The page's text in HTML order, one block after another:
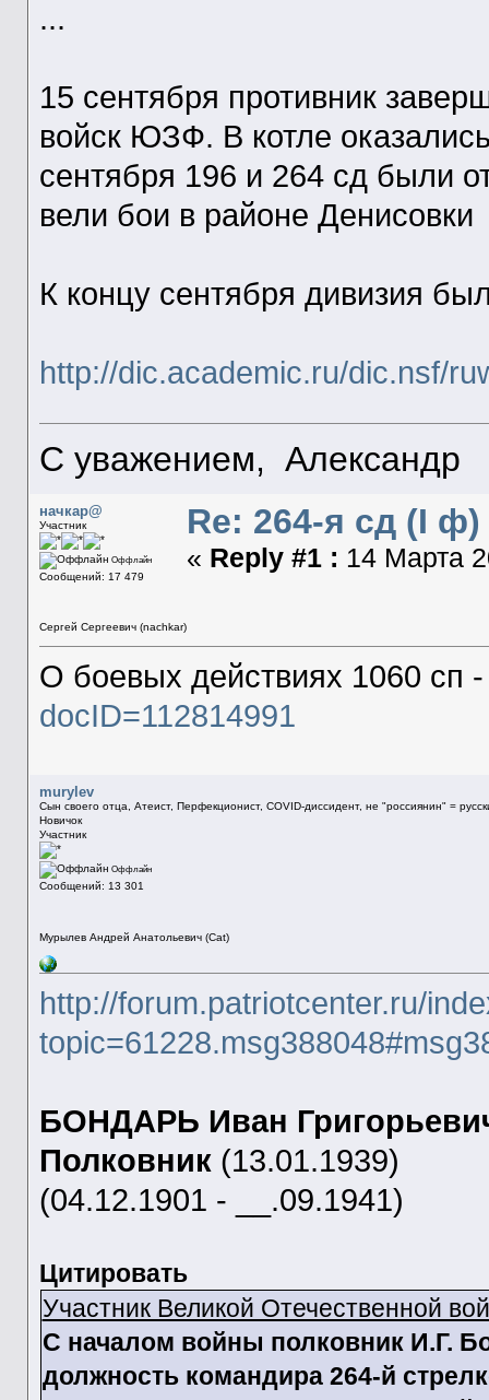
...
15 сентября противник
войск ЮЗФ. В котле
сентября 196 и 264 сд были
вели бои в районе Денисовки
К концу сентября дивизия
http://dic.academic.ru/dic.nsf/
С уважением, Александр
начкар@
Участник
Оффлайн
Сообщений: 17 479
Сергей Сергеевич (nachkar)
Re: 264-я сд (I ф)
« Reply #1 : 14 Марта
О боевых действиях 1060 сп
docID=112814991
murylev
Сын своего отца, Атеист, Перфекционист, COVID-диссидент, не "россиянин" =
Новичок
Участник
Оффлайн
Сообщений: 13 301
Мурылев Андрей Анатольевич (Cat)
http://forum.patriotcenter.ru/
БОНДАРЬ Иван
Полковник(13.01.1939)
(04.12.1901 - __.09.1941)
Цитировать
Участник Великой Отечественной
С началом войны полковник И.Г.
должность командира 264-й